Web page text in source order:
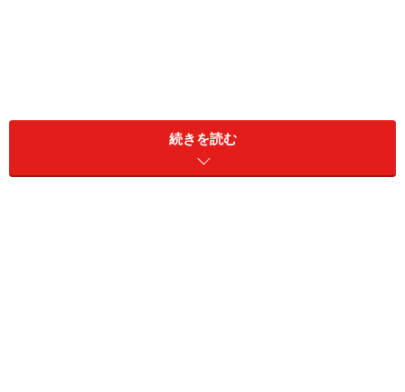
プのパソコン画面を指でなぞってしまった
子供の持ち物に記名するときに、間違って親である
続きを読む